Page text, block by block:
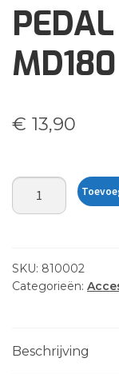
MD180
€ 13,90
PEDAL
PAD,
MD180
aantal
SKU: 810002
Categorieën:
Beschrijving